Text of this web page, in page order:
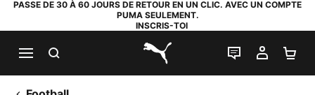
PASSE DE 30 À 60 JOURS DE RETOUR EN UN CLIC. AVEC UN COMPTE
PUMA SEULEMENT.
INSCRIS-TOI
PUMA.com
LIVE CHAT
MON